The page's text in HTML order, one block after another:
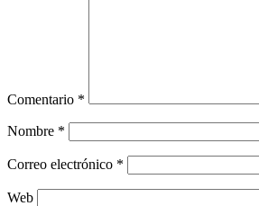
Comentario *
Nombre *
Correo electrónico *
Web